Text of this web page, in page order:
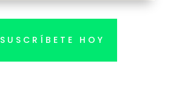
SUSCRÍBETE HOY